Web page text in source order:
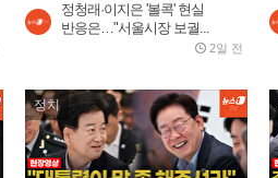
정청래·이지은 '볼콕' 현실
반응은…"서울시장 보궐...
2일 전
정치